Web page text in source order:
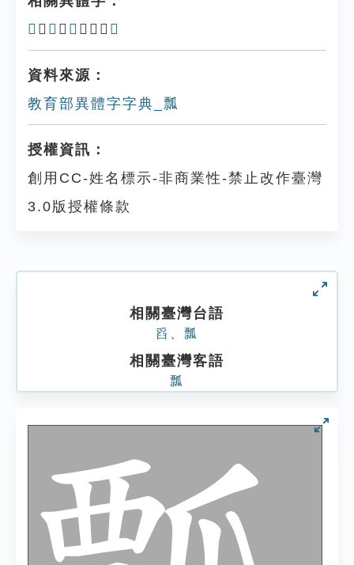
𤬡 、 𤬢 、 㼼 、𤕉、 𤬣
資料來源：
教育部異體字字典_瓢
授權資訊：
創用CC-姓名標示-非商業性-禁止改作臺灣
3.0版授權條款
相關臺灣台語
舀 瓢
相關臺灣客語
瓢